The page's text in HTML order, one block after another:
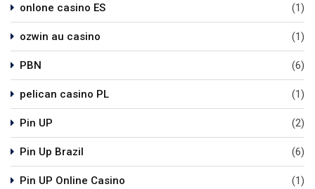
onlone casino ES (1)
ozwin au casino (1)
PBN (6)
pelican casino PL (1)
Pin UP (2)
Pin Up Brazil (6)
Pin UP Online Casino (1)